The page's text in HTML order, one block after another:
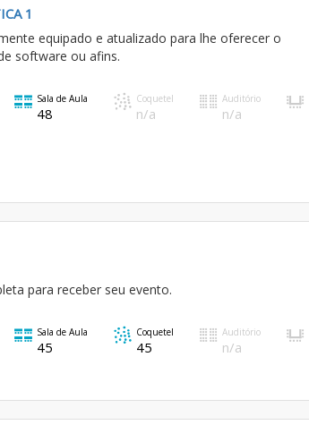
1
equipado e atualizado para lhe oferecer o
software ou afins.
Sala de Aula
48
Coquetel
n/a
Auditório
n/a
para receber seu evento.
Sala de Aula
45
Coquetel
45
Auditório
n/a